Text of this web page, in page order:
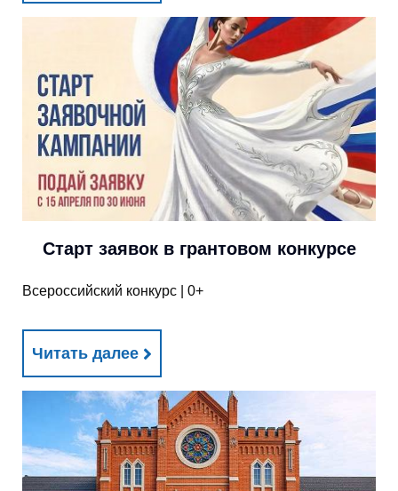
Старт заявок в грантовом конкурсе
Всероссийский конкурс | 0+
Читать далее